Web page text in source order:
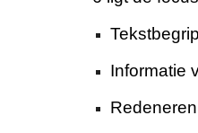
Informatie